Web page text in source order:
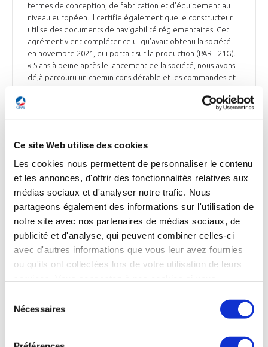
Ce site Web utilise des cookies
Les cookies nous permettent de personnaliser le contenu
et les annonces, d'offrir des fonctionnalités relatives aux
médias sociaux et d'analyser notre trafic. Nous
partageons également des informations sur l'utilisation de
notre site avec nos partenaires de médias sociaux, de
publicité et d'analyse, qui peuvent combiner celles-ci
avec d'autres informations que vous leur avez fournies
ou qu'ils ont collectées lors de votre utilisation de leurs
Nécessaires
termes de conception, de fabrication et d’équipement au
niveau européen. Il certifie également que le constructeur
utilise des documents de navigabilité réglementaires. Cet
agrément vient compléter celui qu'avait obtenu la société
en novembre 2021, qui portait sur la production (PART 21G).
« 5 ans à peine après le lancement de la société, nous avons
déjà parcouru un chemin considérable et les commandes et
marques de confiance que nous recevons nous encouragent
à poursuivre notre route », commente Jérémy Caussade,
ENVIRONNEMENT
ENVIRONNEMENT
Airbus installe de nouvelles voiles à faible
opérations maritimes de transport d’avions
transporter des sous-ensembles d'avions d'une technologie